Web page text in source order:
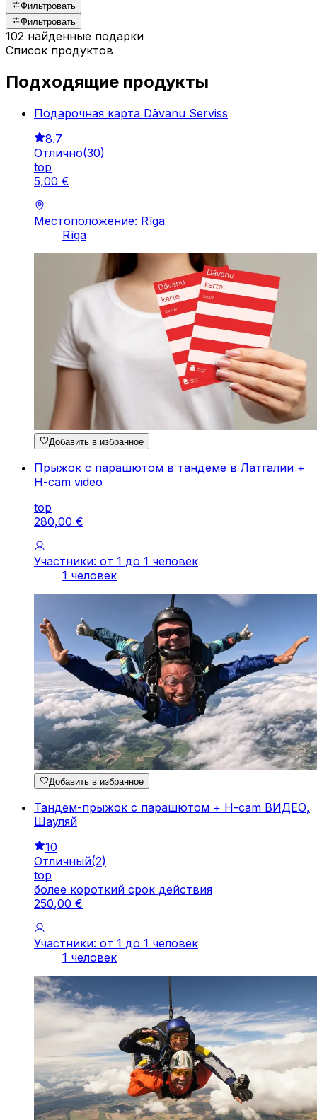
Фильтровать
Фильтровать
102 найденные подарки
Список продуктов
Подходящие продукты
Подарочная карта Dāvanu Serviss
8.7
Отлично(30)
top
5,00 €
Местоположение: Rīga
Rīga
Добавить в избранное
Прыжок с парашютом в тандеме в Латгалии +
H-cam video
top
280,00 €
Участники: от 1 до 1 человек
1 человек
Добавить в избранное
Тандем-прыжок с парашютом + H-cam ВИДЕО,
Шауляй
10
Отличный(2)
top
более короткий срок действия
250,00 €
Участники: от 1 до 1 человек
1 человек